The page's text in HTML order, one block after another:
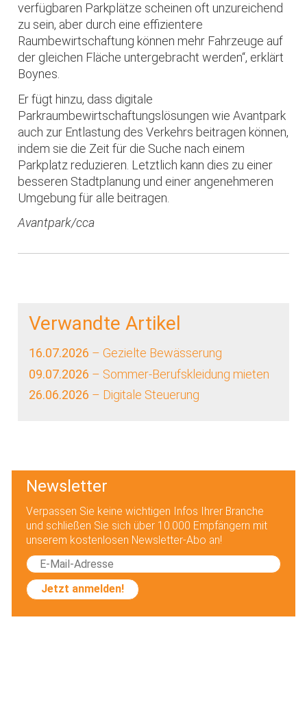
verfügbaren Parkplätze scheinen oft unzureichend
zu sein, aber durch eine effizientere
Raumbewirtschaftung können mehr Fahrzeuge auf
der gleichen Fläche untergebracht werden“, erklärt
Boynes.
Er fügt hinzu, dass digitale
Parkraumbewirtschaftungslösungen wie Avantpark
auch zur Entlastung des Verkehrs beitragen können,
indem sie die Zeit für die Suche nach einem
Parkplatz reduzieren. Letztlich kann dies zu einer
besseren Stadtplanung und einer angenehmeren
Umgebung für alle beitragen.
Avantpark/cca
Verwandte Artikel
16.07.2026 – Gezielte Bewässerung
09.07.2026 – Sommer-Berufskleidung mieten
26.06.2026 – Digitale Steuerung
Newsletter
Verpassen Sie keine wichtigen Infos Ihrer Branche
und schließen Sie sich über 10.000 Empfängern mit
unserem kostenlosen Newsletter-Abo an!
Jetzt anmelden!